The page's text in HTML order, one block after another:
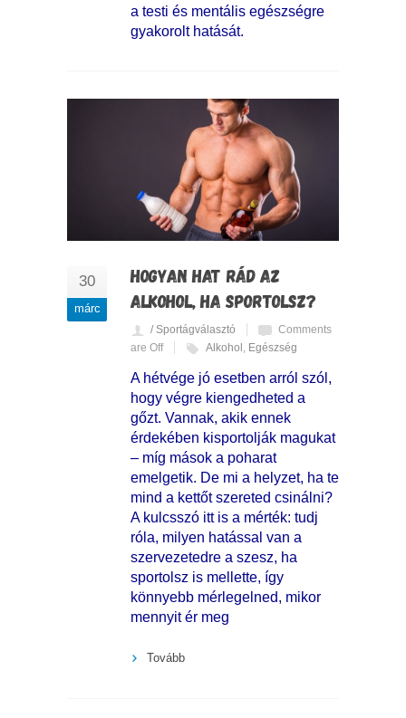
a testi és mentális egészségre
gyakorolt hatását.
30
márc
HOGYAN HAT RÁD AZ
ALKOHOL, HA SPORTOLSZ?
/ Sportágválasztó
Comments
are Off
Alkohol Egészség
A hétvége jó esetben arról szól,
hogy végre kiengedheted a
gőzt. Vannak, akik ennek
érdekében kisportolják magukat
– míg mások a poharat
emelgetik. De mi a helyzet, ha te
mind a kettőt szereted csinálni?
A kulcsszó itt is a mérték: tudj
róla, milyen hatással van a
szervezetedre a szesz, ha
sportolsz is mellette, így
könnyebb mérlegelned, mikor
mennyit ér meg
Tovább